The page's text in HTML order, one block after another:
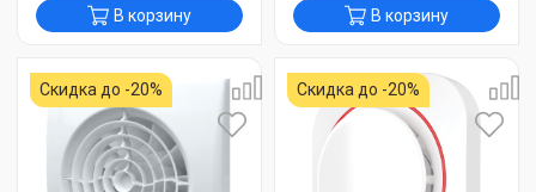
В корзину В корзину
Скидка до -20% Скидка до -20%